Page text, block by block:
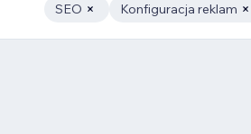
SEO Konfiguracja reklam